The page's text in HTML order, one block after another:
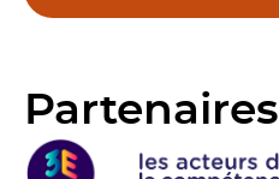
Partenaires